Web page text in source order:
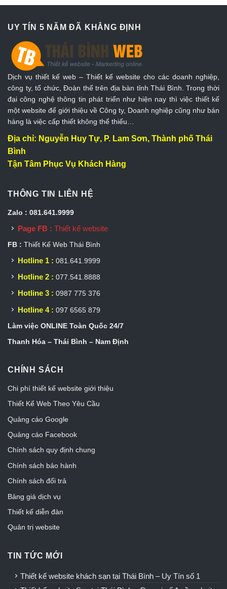
UY TÍN 5 NĂM ĐÃ KHẲNG ĐỊNH
Dịch vụ thiết kế web – Thiết kế website cho các doanh nghiệp,
công ty, tổ chức, Đoàn thể trên địa bàn tỉnh Thái Bình. Trong thời
đại công nghệ thông tin phát triển như hiện nay thì việc thiết kế
một website để giới thiệu về Công ty, Doanh nghiệp cũng như bán
hàng là việc cấp thiết không thể thiếu…
Địa chỉ: Nguyễn Huy Tự, P. Lam Sơn, Thành phố Thái
Bình
Tận Tâm Phục Vụ Khách Hàng
THÔNG TIN LIÊN HỆ
Zalo : 081.641.9999
Page FB : Thiết kế website
FB : Thiết Kế Web Thái Bình
Hotline 1 : 081.641.9999
Hotline 2 : 077.541.8888
Hotline 3 : 0987 775 376
Hotline 4 : 097 6565 879
Làm việc ONLINE Toàn Quốc 24/7
Thanh Hóa – Thái Bình – Nam Định
CHÍNH SÁCH
Chi phí thiết kế website giới thiệu
Thiết Kế Web Theo Yêu Cầu
Quảng cáo Google
Quảng cáo Facebook
Chính sách quy định chung
Chính sách bảo hành
Chính sách đổi trả
Bảng giá dịch vụ
Thiết kế diễn đàn
Quản trị website
TIN TỨC MỚI
Thiết kế website khách sạn tại Thái Bình – Uy Tín số 1